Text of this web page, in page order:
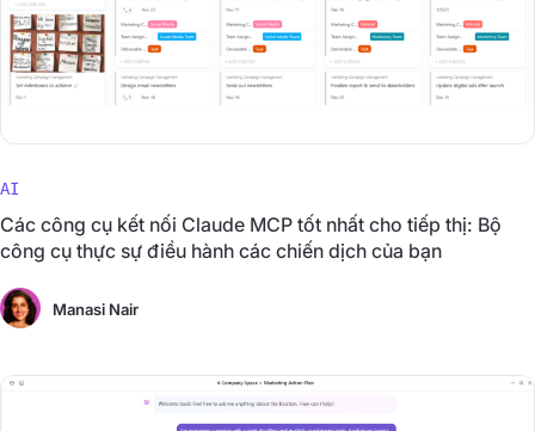
AI
Các công cụ kết nối Claude MCP tốt nhất cho tiếp thị: Bộ
công cụ thực sự điều hành các chiến dịch của bạn
Manasi Nair